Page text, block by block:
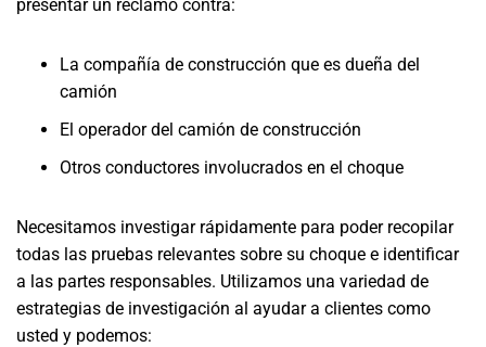
presentar un reclamo contra:
La compañía de construcción que es dueña del
camión
El operador del camión de construcción
Otros conductores involucrados en el choque
Necesitamos investigar rápidamente para poder recopilar
todas las pruebas relevantes sobre su choque e identificar
a las partes responsables. Utilizamos una variedad de
estrategias de investigación al ayudar a clientes como
usted y podemos: